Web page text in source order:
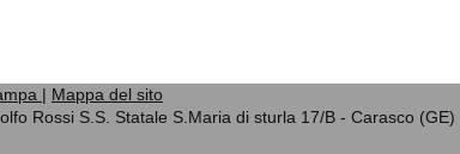
| Mappa del sito
Rossi S.S. Statale S.Maria di sturla 17/B - Carasco (GE)